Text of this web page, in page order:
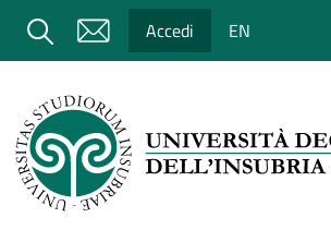
Salta al contenuto principale
Cerca Accedi EN